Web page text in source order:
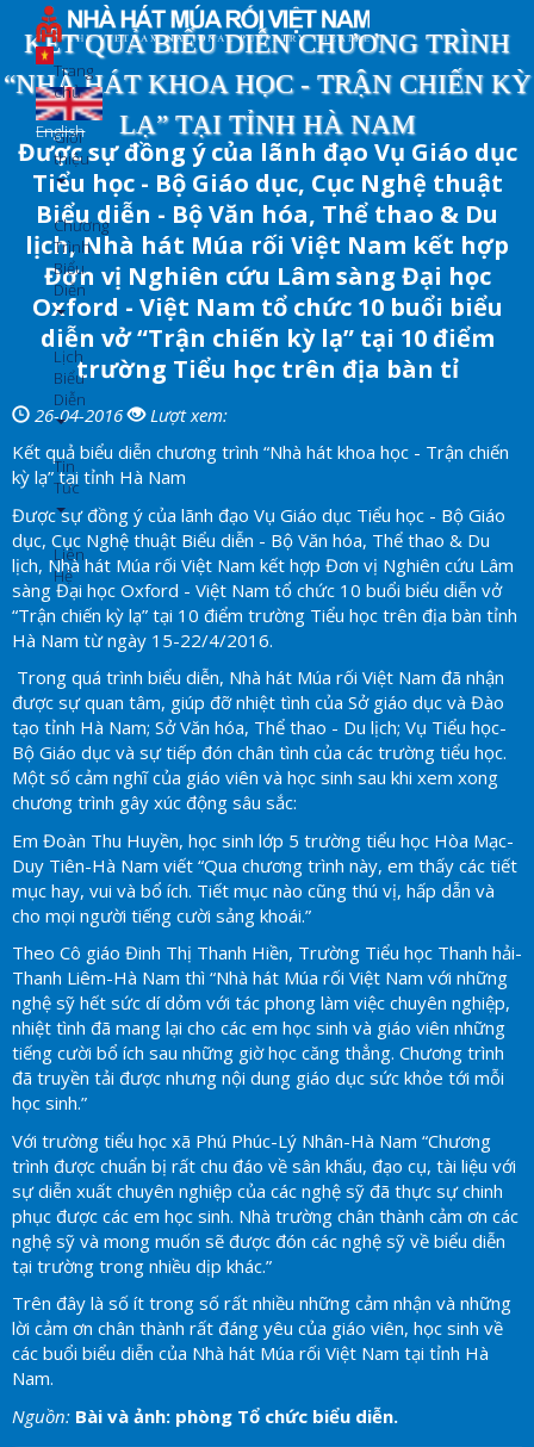
đến
dung
English
Trang
chủ
Giới
thiệu
Chương
Trình
Biểu
Diễn
Lịch
Biểu
Diễn
Tin
Tức
Liên
Hệ
KẾT QUẢ BIỂU DIỄN CHƯƠNG TRÌNH
“NHÀ HÁT KHOA HỌC - TRẬN CHIẾN KỲ
LẠ” TẠI TỈNH HÀ NAM
Được sự đồng ý của lãnh đạo Vụ Giáo dục
Tiểu học - Bộ Giáo dục, Cục Nghệ thuật
Biểu diễn - Bộ Văn hóa, Thể thao & Du
lịch, Nhà hát Múa rối Việt Nam kết hợp
Đơn vị Nghiên cứu Lâm sàng Đại học
Oxford - Việt Nam tổ chức 10 buổi biểu
diễn vở “Trận chiến kỳ lạ” tại 10 điểm
trường Tiểu học trên địa bàn tỉ
26-04-2016
Lượt xem:
Kết quả biểu diễn chương trình “Nhà hát khoa học - Trận chiến
kỳ lạ” tại tỉnh Hà Nam
Được sự đồng ý của lãnh đạo Vụ Giáo dục Tiểu học - Bộ Giáo
dục, Cục Nghệ thuật Biểu diễn - Bộ Văn hóa, Thể thao & Du
lịch, Nhà hát Múa rối Việt Nam kết hợp Đơn vị Nghiên cứu Lâm
sàng Đại học Oxford - Việt Nam tổ chức 10 buổi biểu diễn vở
“Trận chiến kỳ lạ” tại 10 điểm trường Tiểu học trên địa bàn tỉnh
Hà Nam từ ngày 15-22/4/2016.
Trong quá trình biểu diễn, Nhà hát Múa rối Việt Nam đã nhận
được sự quan tâm, giúp đỡ nhiệt tình của Sở giáo dục và Đào
tạo tỉnh Hà Nam; Sở Văn hóa, Thể thao - Du lịch; Vụ Tiểu học-
Bộ Giáo dục và sự tiếp đón chân tình của các trường tiểu học.
Một số cảm nghĩ của giáo viên và học sinh sau khi xem xong
chương trình gây xúc động sâu sắc:
Em Đoàn Thu Huyền, học sinh lớp 5 trường tiểu học Hòa Mạc-
Duy Tiên-Hà Nam viết “Qua chương trình này, em thấy các tiết
mục hay, vui và bổ ích. Tiết mục nào cũng thú vị, hấp dẫn và
cho mọi người tiếng cười sảng khoái.”
Theo Cô giáo Đinh Thị Thanh Hiền, Trường Tiểu học Thanh hải-
Thanh Liêm-Hà Nam thì “Nhà hát Múa rối Việt Nam với những
nghệ sỹ hết sức dí dỏm với tác phong làm việc chuyên nghiệp,
nhiệt tình đã mang lại cho các em học sinh và giáo viên những
tiếng cười bổ ích sau những giờ học căng thẳng. Chương trình
đã truyền tải được nhưng nội dung giáo dục sức khỏe tới mỗi
học sinh.”
Với trường tiểu học xã Phú Phúc-Lý Nhân-Hà Nam “Chương
trình được chuẩn bị rất chu đáo về sân khấu, đạo cụ, tài liệu với
sự diễn xuất chuyên nghiệp của các nghệ sỹ đã thực sự chinh
phục được các em học sinh. Nhà trường chân thành cảm ơn các
nghệ sỹ và mong muốn sẽ được đón các nghệ sỹ về biểu diễn
tại trường trong nhiều dịp khác.”
Trên đây là số ít trong số rất nhiều những cảm nhận và những
lời cảm ơn chân thành rất đáng yêu của giáo viên, học sinh về
các buổi biểu diễn của Nhà hát Múa rối Việt Nam tại tỉnh Hà
Nam.
Nguồn: Bài và ảnh: phòng Tổ chức biểu diễn.